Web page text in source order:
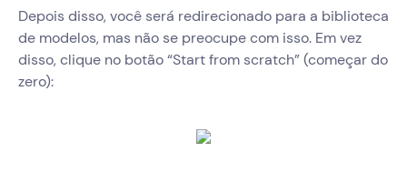
Depois disso, você será redirecionado para a biblioteca
de modelos, mas não se preocupe com isso. Em vez
disso, clique no botão “Start from scratch” (começar do
zero):